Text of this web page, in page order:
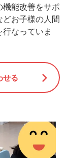
能改善をサポ
お子様の人間
なっていま
せる